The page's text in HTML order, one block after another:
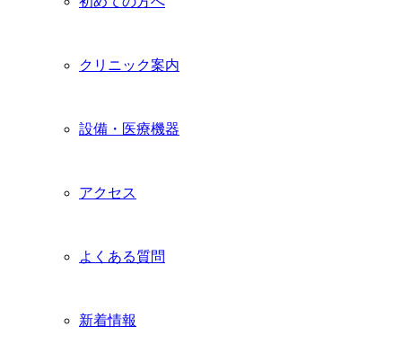
クリニック案内
設備・医療機器
アクセス
よくある質問
新着情報